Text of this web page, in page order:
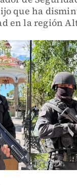
que ha
en la región